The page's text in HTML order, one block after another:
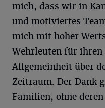
mich, dass wir in
und motiviertes
mich mit hoher
Wehrleuten für
Allgemeinheit über
Zeitraum. Der Dank
Familien, ohne